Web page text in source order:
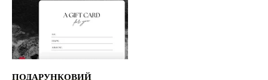
ПОДАРУНКОВИЙ
КОНТАКТИ
ПОВЕРНЕННЯ
МАГАЗИНИ
СПІВПРАЦЯ
ПОЛІТИКА
КОНФІДЕНЦІЙНОСТІ